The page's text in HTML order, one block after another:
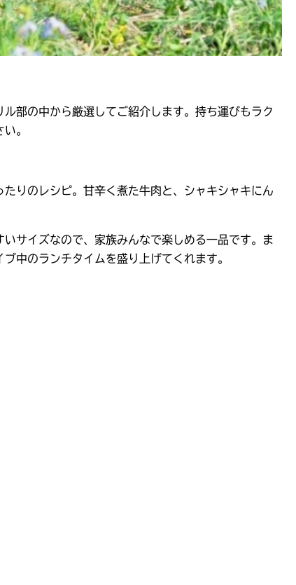
部の中から厳選してご紹介します。持ち運びもラク
。
りのレシピ。甘辛く煮た牛肉と、シャキシャキにん
サイズなので、家族みんなで楽しめる一品です。ま
中のランチタイムを盛り上げてくれます。